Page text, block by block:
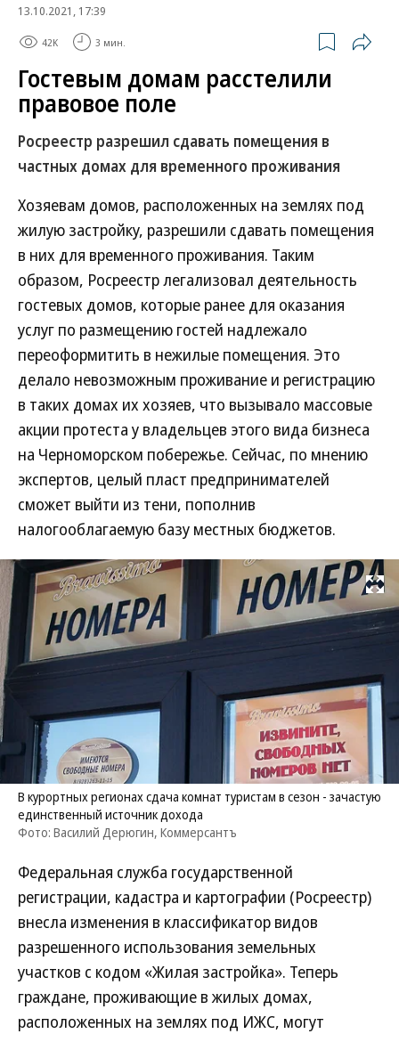
13.10.2021, 17:39
42K 3 мин.
Гостевым домам расстелили
правовое поле
Росреестр разрешил сдавать помещения в
частных домах для временного проживания
Хозяевам домов, расположенных на землях под
жилую застройку, разрешили сдавать помещения
в них для временного проживания. Таким
образом, Росреестр легализовал деятельность
гостевых домов, которые ранее для оказания
услуг по размещению гостей надлежало
переоформитить в нежилые помещения. Это
делало невозможным проживание и регистрацию
в таких домах их хозяев, что вызывало массовые
акции протеста у владельцев этого вида бизнеса
на Черноморском побережье. Сейчас, по мнению
экспертов, целый пласт предпринимателей
сможет выйти из тени, пополнив
налогооблагаемую базу местных бюджетов.
Развернуть
В курортных регионах сдача комнат туристам в сезон - зачастую
единственный источник дохода
Фото: Василий Дерюгин, Коммерсантъ
Федеральная служба государственной
регистрации, кадастра и картографии (Росреестр)
внесла изменения в классификатор видов
разрешенного использования земельных
участков с кодом «Жилая застройка». Теперь
граждане, проживающие в жилых домах,
расположенных на землях под ИЖС, могут